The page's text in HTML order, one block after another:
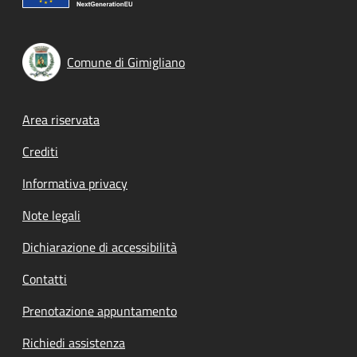
Comune di Gimigliano
Footer menu
Area riservata
Crediti
Informativa privacy
Note legali
Dichiarazione di accessibilità
Contatti
Prenotazione appuntamento
Richiedi assistenza